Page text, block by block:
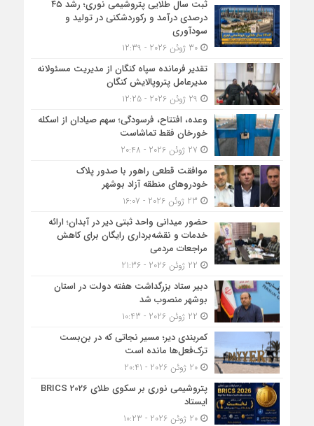
ثبت سال طلایی پتروشیمی نوری؛ رشد ۴۵
درصدی درآمد و رکوردشکنی در تولید و
سودآوری
30 ژوئن 2026 - 12:39
تقدیر فرمانده سپاه کنگان از مدیریت مسئولانه
مدیرعامل پتروپالایش کنگان
وعده، افتتاح، فرسودگی؛ سهم صیادان از اسکله
خورخان فقط تماشاست
موافقت قطعی راهور با صدور پلاک
خودروهای منطقه آزاد بوشهر
حضور میدانی واحد ثبتی دیر در آبدان؛ ارائه
خدمات و نقشه‌برداری رایگان برای کاهش
مراجعات مردمی
دبیر ستاد بزرگداشت هفته دولت در استان
بوشهر منصوب شد
کمربندی دیر؛ مسیر نجاتی که در بن‌بست
ترک‌فعل‌ها مانده است
20 ژوئن 2026 - 20:41
پتروشیمی نوری بر سکوی طلای BRICS 2026
ایستاد
20 ژوئن 2026 - 10:23